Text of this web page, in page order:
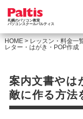
札幌のパソコン教室
パソコンスクールパルティス
HOME> レッスン・料金一
レター・はがき・POP作成
案内文書やは
敵に作る方法